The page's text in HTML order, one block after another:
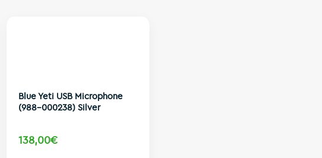
Blue Yeti USB Microphone
(988-000238) Silver
138,00€